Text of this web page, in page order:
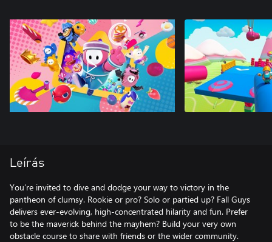
Leírás
You’re invited to dive and dodge your way to victory in the
pantheon of clumsy. Rookie or pro? Solo or partied up? Fall Guys
delivers ever-evolving, high-concentrated hilarity and fun. Prefer
to be the maverick behind the mayhem? Build your very own
obstacle course to share with friends or the wider community.